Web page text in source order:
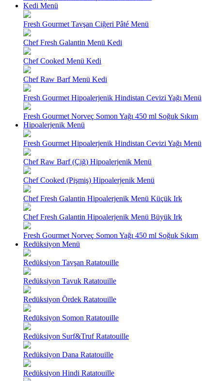
Kedi Menü
Fresh Gourmet Tavşan Ciğeri Pâté Menü
Chef Fresh Galantin Menü Kedi
Chef Cooked Menü Kedi
Chef Raw Barf Menü Kedi
Fresh Gourmet Hipoalerjenik Hindistan Cevizi Yağı Menü
Fresh Gourmet Norveç Somon Yağı 450 ml Soğuk Sıkım
Hipoalerjenik Menü
Fresh Gourmet Hipoalerjenik Hindistan Cevizi Yağı Menü
Chef Raw Barf (Çiğ) Hipoalerjenik Menü
Chef Cooked (Pişmiş) Hipoalerjenik Menü
Chef Fresh Galantin Hipoalerjenik Menü Küçük Irk
Chef Fresh Galantin Hipoalerjenik Menü Büyük Irk
Fresh Gourmet Norveç Somon Yağı 450 ml Soğuk Sıkım
Redüksiyon Menü
Redüksiyon Tavşan Ratatouille
Redüksiyon Tavuk Ratatouille
Redüksiyon Ördek Ratatouille
Redüksiyon Somon Ratatouille
Redüksiyon Surf&Truf Ratatouille
Redüksiyon Dana Ratatouille
Redüksiyon Hindi Ratatouille